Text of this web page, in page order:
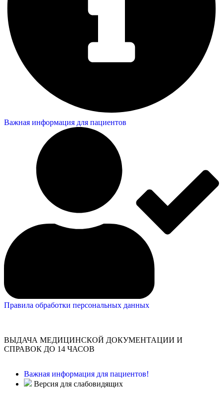
Важная информация для пациентов
Правила обработки персональных данных
ВЫДАЧА МЕДИЦИНСКОЙ ДОКУМЕНТАЦИИ И
СПРАВОК ДО 14 ЧАСОВ
Важная информация для пациентов!
Версия для слабовидящих